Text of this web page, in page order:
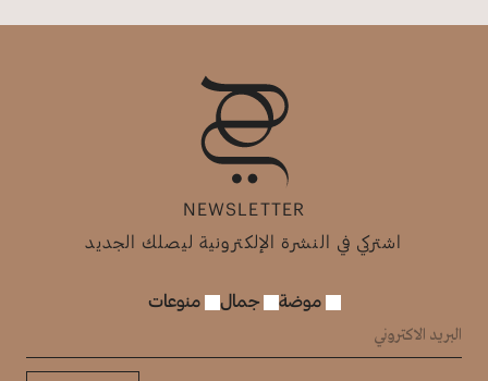
NEWSLETTER
اشتركي في النشرة الإلكترونية ليصلك الجديد
موضة جمال منوعات